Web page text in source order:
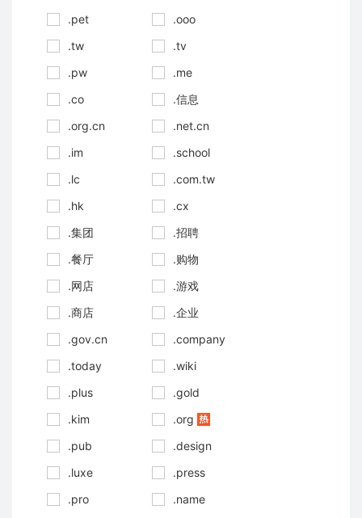
.pet
.ooo
.tw
.tv
.pw
.me
.co
.信息
.org.cn
.net.cn
.im
.school
.lc
.com.tw
.hk
.cx
.集团
.招聘
.餐厅
.购物
.网店
.游戏
.商店
.企业
.gov.cn
.company
.today
.wiki
.plus
.gold
.kim
.org
.pub
.design
.luxe
.press
.pro
.name